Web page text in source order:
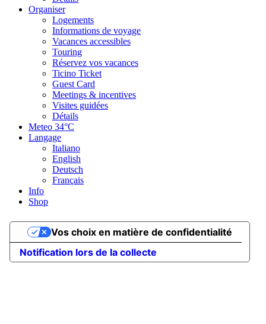
Organiser
Logements
Informations de voyage
Vacances accessibles
Touring
Réservez vos vacances
Ticino Ticket
Guest Card
Meetings & incentives
Visites guidées
Détails
Meteo 34°C
Langage
Italiano
English
Deutsch
Français
Info
Shop
Notification lors de la collecte
Vos choix en matière de confidentialité